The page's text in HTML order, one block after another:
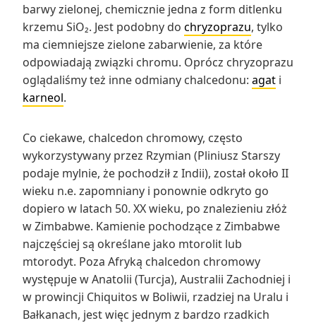
barwy zielonej, chemicznie jedna z form ditlenku
krzemu SiO₂. Jest podobny do chryzoprazu, tylko
ma ciemniejsze zielone zabarwienie, za które
odpowiadają związki chromu. Oprócz chryzoprazu
oglądaliśmy też inne odmiany chalcedonu: agat i
karneol.
Co ciekawe, chalcedon chromowy, często
wykorzystywany przez Rzymian (Pliniusz Starszy
podaje mylnie, że pochodził z Indii), został około II
wieku n.e. zapomniany i ponownie odkryto go
dopiero w latach 50. XX wieku, po znalezieniu złóż
w Zimbabwe. Kamienie pochodzące z Zimbabwe
najczęściej są określane jako mtorolit lub
mtorodyt. Poza Afryką chalcedon chromowy
występuje w Anatolii (Turcja), Australii Zachodniej i
w prowincji Chiquitos w Boliwii, rzadziej na Uralu i
Bałkanach, jest więc jednym z bardzo rzadkich